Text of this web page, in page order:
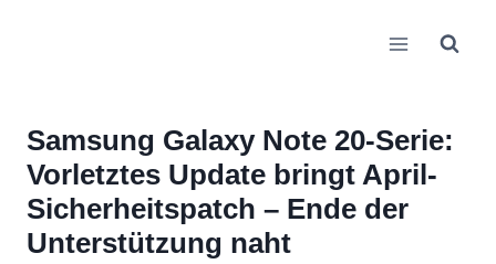
Samsung Galaxy Note 20-Serie:
Vorletztes Update bringt April-
Sicherheitspatch – Ende der
Unterstützung naht